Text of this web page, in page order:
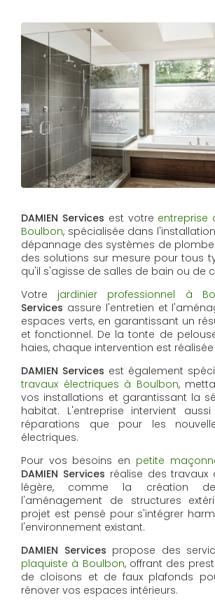
DAMIEN Services est votre entreprise
Boulbon, spécialisée dans
dépannage des systèmes de
des solutions sur mesure pour tous
qu'il s'agisse de salles de bain ou de
Votre jardinier professionnel à
Services assure l'entretien et
espaces verts, en garantissant un
et fonctionnel. De la tonte de
haies, chaque intervention est
DAMIEN Services est également
travaux électriques à Boulbon,
vos installations et garantissant la
habitat. L'entreprise intervient
réparations que pour les
électriques.
Pour vos besoins en petite
DAMIEN Services réalise des travaux
légère, comme la création
l'aménagement de structures
projet est pensé pour s'intégrer
l'environnement existant.
DAMIEN Services propose des
plaquiste à Boulbon, offrant des
de cloisons et de faux plafonds
rénover vos espaces intérieurs.